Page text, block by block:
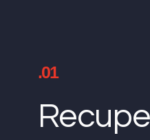
.01